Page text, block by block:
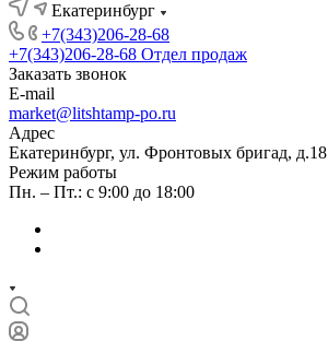
Екатеринбург
+7(343)206-28-68
+7(343)206-28-68 Отдел продаж
Заказать звонок
E-mail
market@litshtamp-po.ru
Адрес
Екатеринбург, ул. Фронтовых бригад, д.18
Режим работы
Пн. – Пт.: с 9:00 до 18:00